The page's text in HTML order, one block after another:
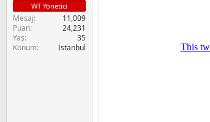
WT Yönetici
Mesaj
11,009
Puan
24,231
Yaş
35
Konum
İstanbul